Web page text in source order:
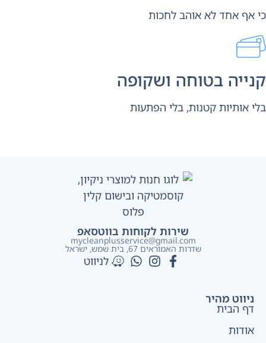
אף אחד לא אוהב לחכות
בטוחה ושקופה
אותיות קטנות, בלי הפתעות
שירות לקוחות בווטסאפ
mycleanplusservice@gmail.com
שדרות האמוראים 67, בית שמש​, ישראל
לניווט
ניווט מהיר
דף הבית
אודות